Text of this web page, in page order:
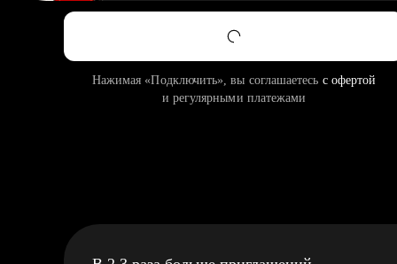
Нажимая «Подключить», вы соглашаетесь с офертой
и регулярными платежами